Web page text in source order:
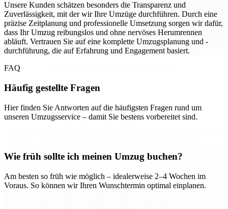
Unsere Kunden schätzen besonders die Transparenz und
Zuverlässigkeit, mit der wir Ihre Umzüge durchführen. Durch eine
präzise Zeitplanung und professionelle Umsetzung sorgen wir dafür,
dass Ihr Umzug reibungslos und ohne nervöses Herumrennen
abläuft. Vertrauen Sie auf eine komplette Umzugsplanung und -
durchführung, die auf Erfahrung und Engagement basiert.
FAQ
Häufig gestellte Fragen
Hier finden Sie Antworten auf die häufigsten Fragen rund um
unseren Umzugsservice – damit Sie bestens vorbereitet sind.
Wie früh sollte ich meinen Umzug buchen?
Am besten so früh wie möglich – idealerweise 2–4 Wochen im
Voraus. So können wir Ihren Wunschtermin optimal einplanen.